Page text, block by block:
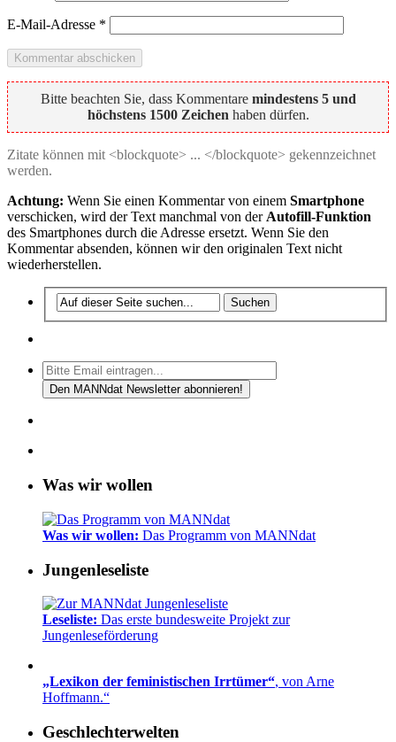
E-Mail-Adresse *
Bitte beachten Sie, dass Kommentare mindestens 5 und
höchstens 1500 Zeichen haben dürfen.
Zitate können mit <blockquote> ... </blockquote> gekennzeichnet
werden.
Achtung: Wenn Sie einen Kommentar von einem Smartphone
verschicken, wird der Text manchmal von der Autofill-Funktion
des Smartphones durch die Adresse ersetzt. Wenn Sie den
Kommentar absenden, können wir den originalen Text nicht
wiederherstellen.
Was wir wollen
Was wir wollen: Das Programm von MANNdat
Jungenleseliste
Leseliste: Das erste bundesweite Projekt zur
Jungenleseförderung
„Lexikon der feministischen Irrtümer“, von Arne
Hoffmann.“
Geschlechterwelten